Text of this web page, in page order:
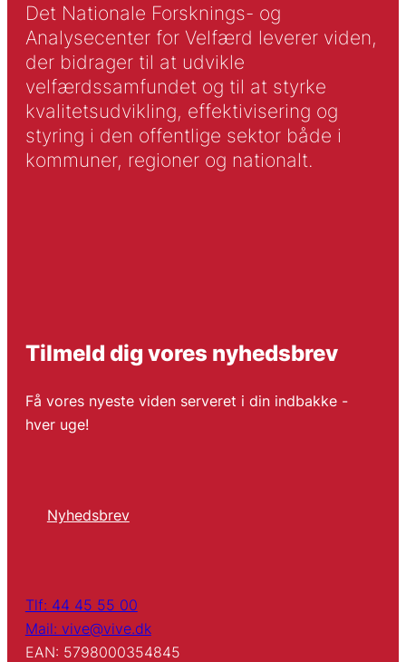
Det Nationale Forsknings- og
Analysecenter for Velfærd leverer viden,
der bidrager til at udvikle
velfærdssamfundet og til at styrke
kvalitetsudvikling, effektivisering og
styring i den offentlige sektor både i
kommuner, regioner og nationalt.
Tilmeld dig vores nyhedsbrev
Få vores nyeste viden serveret i din indbakke -
hver uge!
Nyhedsbrev
Tlf: 44 45 55 00
Mail: vive@vive.dk
EAN: 5798000354845